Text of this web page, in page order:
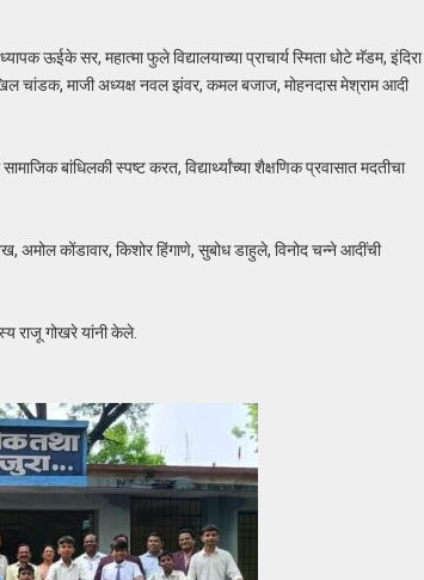
ऊईके सर, महात्मा फुले विद्यालयाच्या प्राचार्य स्मिता धोटे मॅडम, इंदिरा
चांडक, माजी अध्यक्ष नवल झंवर, कमल बजाज, मोहनदास मेश्राम आदी
बांधिलकी स्पष्ट करत, विद्यार्थ्यांच्या शैक्षणिक प्रवासात मदतीचा
अमोल कोंडावार, किशोर हिंगाणे, सुबोध डाहुले, विनोद चन्ने आदींची
राजू गोखरे यांनी केले.